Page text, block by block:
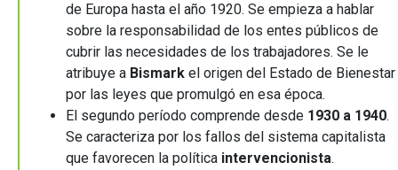
de Europa hasta el año 1920. Se empieza a hablar
sobre la responsabilidad de los entes públicos de
cubrir las necesidades de los trabajadores. Se le
atribuye a Bismark el origen del Estado de Bienestar
por las leyes que promulgó en esa época.
El segundo período comprende desde 1930 a 1940.
Se caracteriza por los fallos del sistema capitalista
que favorecen la política intervencionista.